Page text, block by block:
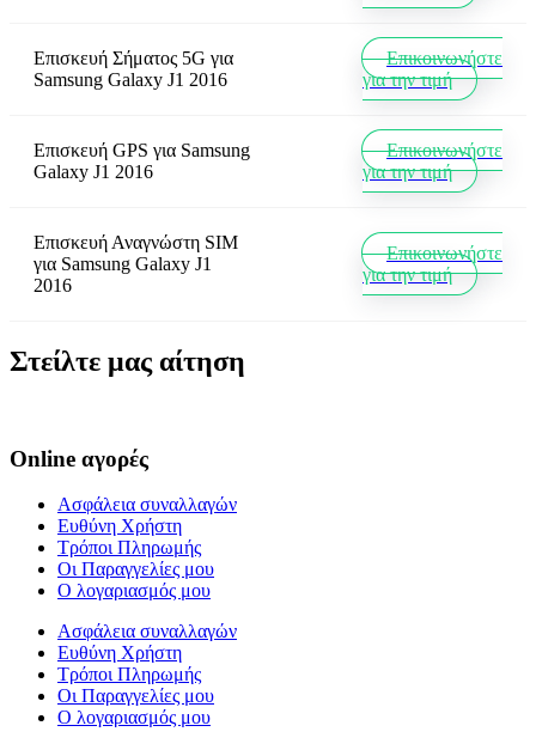
Επισκευή Σήματος 5G για
Samsung Galaxy J1 2016
Επικοινωνήστε
για την τιμή
Επισκευή GPS για Samsung
Galaxy J1 2016
Επικοινωνήστε
για την τιμή
Επισκευή Αναγνώστη SIM
για Samsung Galaxy J1
2016
Επικοινωνήστε
για την τιμή
Στείλτε μας αίτηση
Online αγορές
Ασφάλεια συναλλαγών
Ευθύνη Χρήστη
Τρόποι Πληρωμής
Οι Παραγγελίες μου
Ο λογαριασμός μου
Ασφάλεια συναλλαγών
Ευθύνη Χρήστη
Τρόποι Πληρωμής
Οι Παραγγελίες μου
Ο λογαριασμός μου